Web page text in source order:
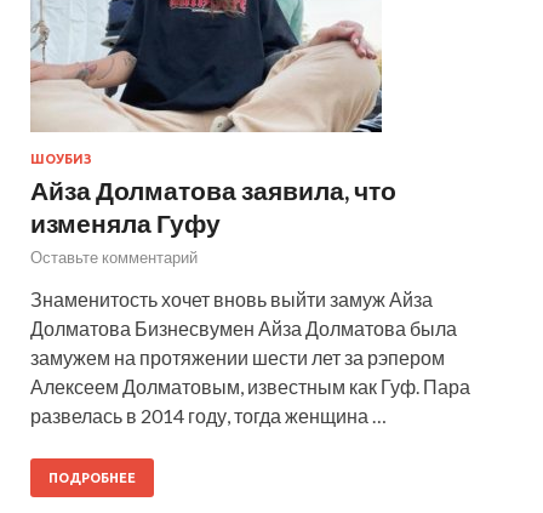
ШОУБИЗ
Айза Долматова заявила, что
изменяла Гуфу
Оставьте комментарий
Знаменитость хочет вновь выйти замуж Айза
Долматова Бизнесвумен Айза Долматова была
замужем на протяжении шести лет за рэпером
Алексеем Долматовым, известным как Гуф. Пара
развелась в 2014 году, тогда женщина …
ПОДРОБНЕЕ